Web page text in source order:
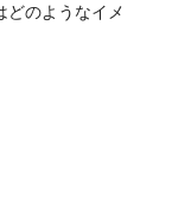
どのようなイメ